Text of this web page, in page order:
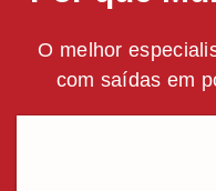
O melhor
com saídas em